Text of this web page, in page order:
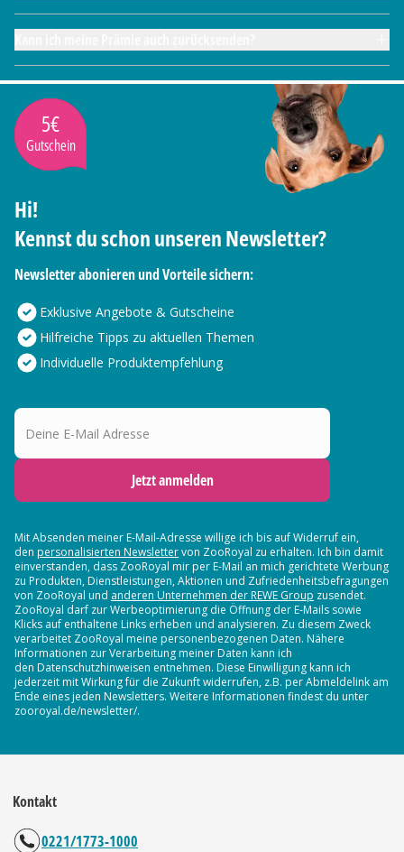
5€
Gutschein
Hi!
Kennst du schon unseren Newsletter?
Newsletter abonieren und Vorteile sichern:
Exklusive Angebote & Gutscheine
Hilfreiche Tipps zu aktuellen Themen
Individuelle Produktempfehlung
Deine E-Mail Adresse
Jetzt anmelden
Mit Absenden meiner E-Mail-Adresse willige ich bis auf Widerruf ein,
den personalisierten Newslettervon ZooRoyal zu erhalten. Ich bin damit
einverstanden, dass ZooRoyal mir per E-Mail an mich gerichtete Werbung
zu Produkten, Dienstleistungen, Aktionen und Zufriedenheitsbefragungen
von ZooRoyal und anderen Unternehmen der REWE Group zusendet.
ZooRoyal darf zur Werbeoptimierung die Öffnung der E-Mails sowie
Klicks auf enthaltene Links erheben und analysieren. Zu diesem Zweck
verarbeitet ZooRoyal meine personenbezogenen Daten. Nähere
Informationen zur Verarbeitung meiner Daten kann ich
den Datenschutzhinweisen entnehmen. Diese Einwilligung kann ich
jederzeit mit Wirkung für die Zukunft widerrufen, z.B. per Abmeldelink am
Ende eines jeden Newsletters. Weitere Informationen findest du unter
zooroyal.de/newsletter/.
Kontakt
0221/1773-1000